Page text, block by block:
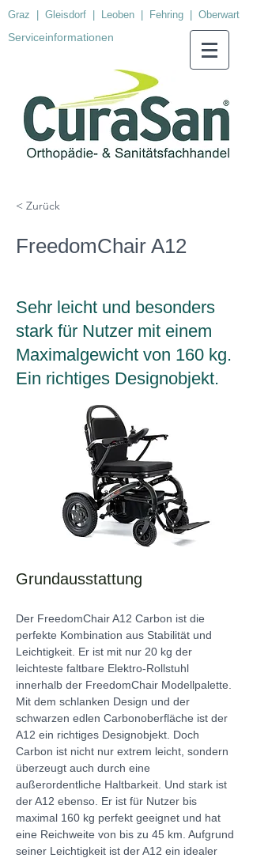
Graz Gleisdorf Leoben Fehring Oberwart
Serviceinformationen
< Zurück
FreedomChair A12
Sehr leicht und besonders
stark für Nutzer mit einem
Maximalgewicht von 160 kg.
Ein richtiges Designobjekt.
Grundausstattung
Der FreedomChair A12 Carbon ist die
perfekte Kombination aus Stabilität und
Leichtigkeit. Er ist mit nur 20 kg der
leichteste faltbare Elektro-Rollstuhl
innerhalb der FreedomChair Modellpalette.
Mit dem schlanken Design und der
schwarzen edlen Carbonoberfläche ist der
A12 ein richtiges Designobjekt. Doch
Carbon ist nicht nur extrem leicht, sondern
überzeugt auch durch eine
außerordentliche Haltbarkeit. Und stark ist
der A12 ebenso. Er ist für Nutzer bis
maximal 160 kg perfekt geeignet und hat
eine Reichweite von bis zu 45 km. Aufgrund
seiner Leichtigkeit ist der A12 ein idealer